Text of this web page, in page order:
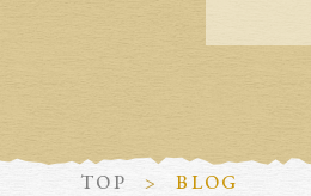
TOP BLOG